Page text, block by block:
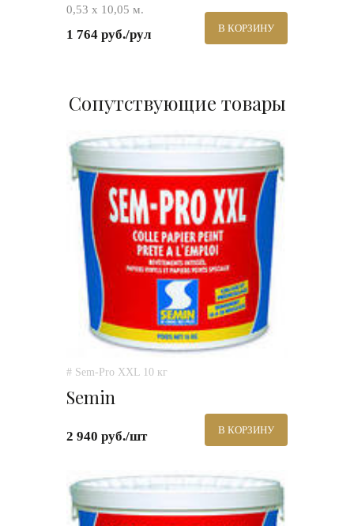
0,53 х 10,05 м.
1 764 руб./рул В КОРЗИНУ
Сопутствующие товары
# Sem-Pro XXL 10 кг
Semin
2 940 руб./шт В КОРЗИНУ